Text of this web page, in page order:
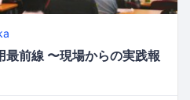
前線 〜現場からの実践報